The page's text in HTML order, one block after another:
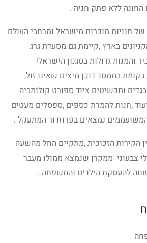
ללא פתק חניה .
חנויות מוכרות מישראל ומרחבי העולם
בארץ ,קיימת גם מסעדת גרג
והמנות גדולות בסגנון הישראלי
בממסד דוכן מיצים שאינו זול,
ותכשיטים ציוד ספורט קולומביה
,חנות להמרת כספים ,ספסלים מעטים
נמצאים בפרוזדור המתעקל .
הקירות הזכוכית ,מתקיים החל מהשעה
צבעוני ממקרן שנמצא ממולו מעבר
להעסקת הילדים והמשפחה .